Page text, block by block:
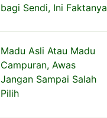
bagi Sendi, Ini Faktanya
Madu Asli Atau Madu
Campuran, Awas
Jangan Sampai Salah
Pilih